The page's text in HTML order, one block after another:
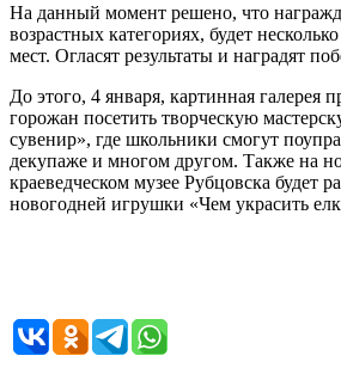
На данный момент решено, что
возрастных категориях, будет
мест. Огласят результаты и наградят
До этого, 4 января, картинная галерея
горожан посетить творческую
сувенир», где школьники смогут
декупаже и многом другом. Также на
краеведческом музее Рубцовска будет
новогодней игрушки «Чем украсить